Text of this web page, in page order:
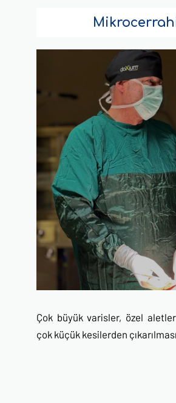
Çok büyük varisler, özel
çok küçük kesilerden